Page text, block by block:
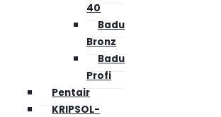
40
Badu
Bronz
Badu
Profi
Pentair
KRIPSOL-